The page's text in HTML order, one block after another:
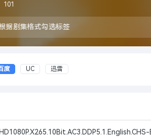
101
据剧集格式勾选标签
度 UC 迅雷